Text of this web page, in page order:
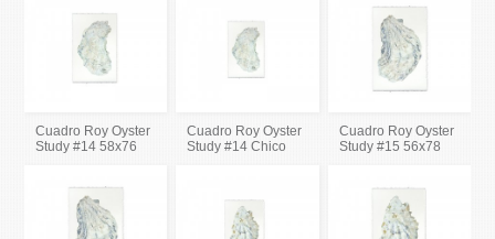
Cuadro Roy Oyster
Study #14 58x76
Cuadro Roy Oyster
Study #14 Chico
Cuadro Roy Oyster
Study #15 56x78